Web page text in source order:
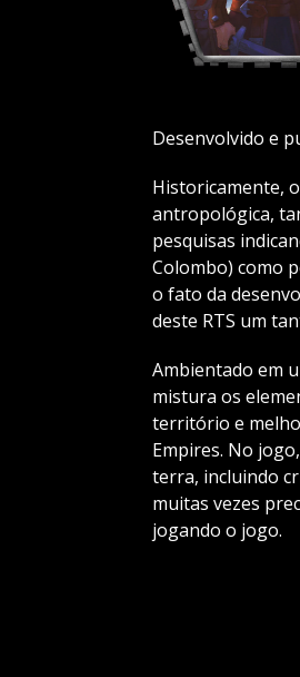
Desenvolvido e
Historicamente,
antropológica,
pesquisas
Colombo) como
o fato da
deste RTS um
Ambientado em
mistura os
território e
Empires. No
terra, incluindo
muitas vezes
jogando o jogo.